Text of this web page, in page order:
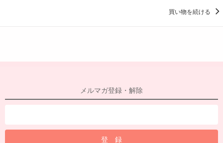
買い物を続ける
メルマガ登録・解除